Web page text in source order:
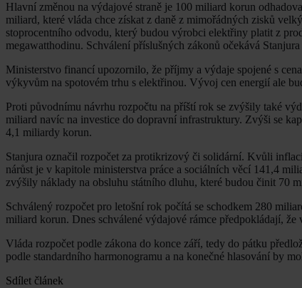
Hlavní změnou na výdajové straně je 100 miliard korun
miliard, které vláda chce získat z daně z mimořádných zisků
stoprocentního odvodu, který budou výrobci elektřiny platit z
megawatthodinu. Schválení příslušných zákonů očekává
Ministerstvo financí upozornilo, že příjmy a výdaje spojené s
výkyvům na spotovém trhu s elektřinou. Vývoj cen energií ale
Proti původnímu návrhu rozpočtu na příští rok se zvýšily také
miliard navíc na investice do dopravní infrastruktury. Zvýši se
4,1 miliardy korun.
Stanjura označil rozpočet za protikrizový či solidární. Kvůli
nárůst je v kapitole ministerstva práce a sociálních věcí 141,4
zvýšily náklady na obsluhu státního dluhu, které budou činit 70
Schválený rozpočet pro letošní rok počítá se schodkem 280
miliard korun. Dnes schválené výdajové rámce předpokládají,
Vláda rozpočet podle zákona do konce září, tedy do pátku
podle standardního harmonogramu a na konečné hlasování by
Sdílet článek